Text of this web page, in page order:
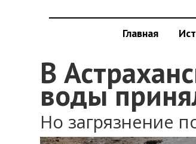
Главная
В
воды
Но загрязнение